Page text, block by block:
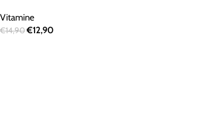
Vitamine
€14,90€12,90